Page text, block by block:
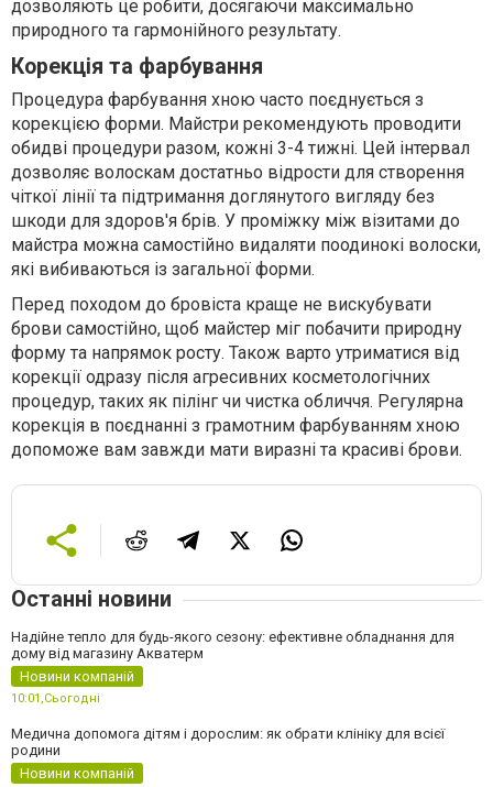
дозволяють це робити, досягаючи максимально
природного та гармонійного результату.
Корекція та фарбування
Процедура фарбування хною часто поєднується з
корекцією форми. Майстри рекомендують проводити
обидві процедури разом, кожні 3-4 тижні. Цей інтервал
дозволяє волоскам достатньо відрости для створення
чіткої лінії та підтримання доглянутого вигляду без
шкоди для здоров'я брів. У проміжку між візитами до
майстра можна самостійно видаляти поодинокі волоски,
які вибиваються із загальної форми.
Перед походом до бровіста краще не вискубувати
брови самостійно, щоб майстер міг побачити природну
форму та напрямок росту. Також варто утриматися від
корекції одразу після агресивних косметологічних
процедур, таких як пілінг чи чистка обличчя. Регулярна
корекція в поєднанні з грамотним фарбуванням хною
допоможе вам завжди мати виразні та красиві брови.
Останні новини
Надійне тепло для будь-якого сезону: ефективне обладнання для
дому від магазину Акватерм
Новини компаній
10:01,Сьогодні
Медична допомога дітям і дорослим: як обрати клініку для всієї
родини
Новини компаній